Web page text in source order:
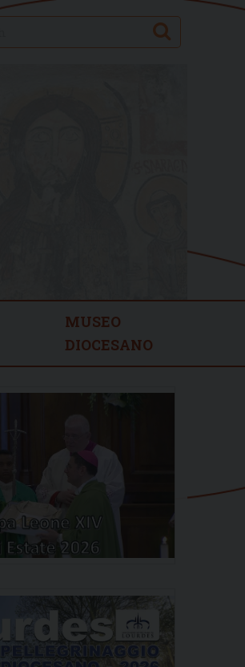
Search
MUSEO
DIOCESANO